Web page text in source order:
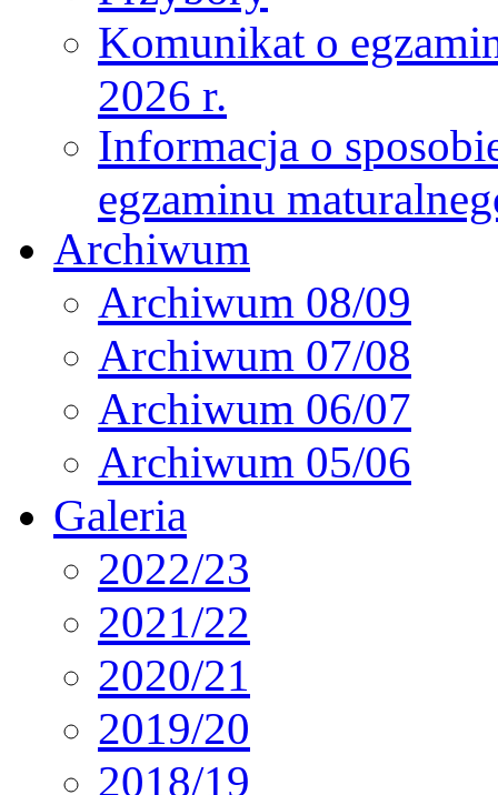
Komunikat o
2026 r.
Informacja o
egzaminu
Archiwum
Archiwum 08/09
Archiwum 07/08
Archiwum 06/07
Archiwum 05/06
Galeria
2022/23
2021/22
2020/21
2019/20
2018/19